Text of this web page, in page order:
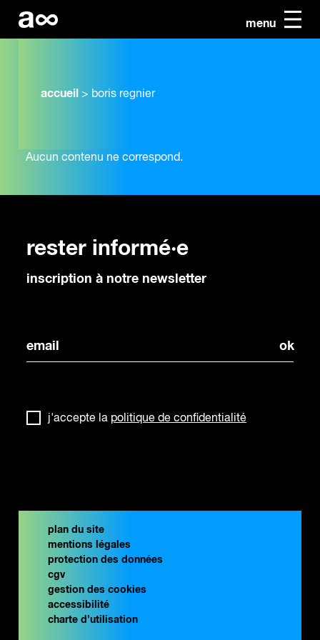
menu
accueil > boris regnier
Aucun contenu ne correspond.
rester informé·e
inscription à notre newsletter
j'accepte la politique de confidentialité
plan du site
mentions légales
protection des données
cgv
gestion des cookies
accessibilité
charte d’utilisation